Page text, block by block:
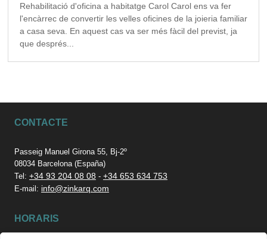
Rehabilitació d'oficina a habitatge Carol Carol ens va fer
l'encàrrec de convertir les velles oficines de la joieria familiar
a casa seva. En aquest cas va ser més fàcil del previst, ja
que després...
CONTACTE
Passeig Manuel Girona 55, Bj-2º
08034 Barcelona (España)
Tel: +34 93 204 08 08 - +34 653 634 753
E-mail: info@zinkarq.com
HORARIS